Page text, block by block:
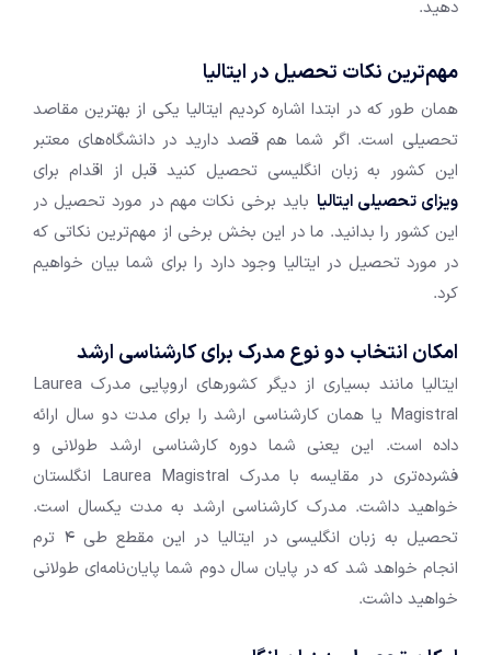
دهید.
مهم‌ترین نکات تحصیل در ایتالیا
همان طور که در ابتدا اشاره کردیم ایتالیا یکی از بهترین مقاصد
تحصیلی است. اگر شما هم قصد دارید در دانشگاه‌های معتبر
این کشور به زبان انگلیسی تحصیل کنید قبل از اقدام برای
ویزای تحصیلی ایتالیا باید برخی نکات مهم در مورد تحصیل در
این کشور را بدانید. ما در این بخش برخی از مهم‌ترین نکاتی که
در مورد تحصیل در ایتالیا وجود دارد را برای شما بیان خواهیم
کرد.
امکان انتخاب دو نوع مدرک برای کارشناسی ارشد
ایتالیا مانند بسیاری از دیگر کشور‌های اروپایی مدرک Laurea
Magistral یا همان کارشناسی ارشد را برای مدت دو سال ارائه
داده است. این یعنی شما دوره کارشناسی ارشد طولانی و
فشرده‌تری در مقایسه با مدرک Laurea Magistral انگلستان
خواهید داشت. مدرک کارشناسی ارشد به مدت یکسال است.
تحصیل به زبان انگلیسی در ایتالیا در این مقطع طی ۴ ترم
انجام خواهد شد که در پایان سال دوم شما پایان‌نامه‌ای طولانی
خواهید داشت.